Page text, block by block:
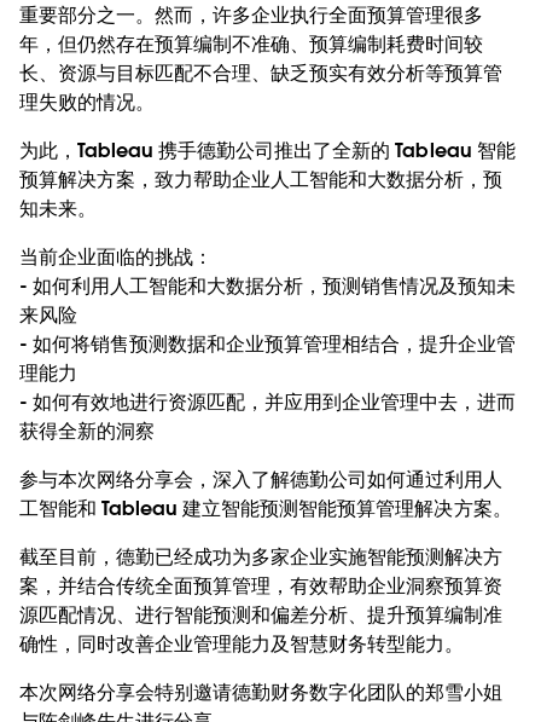
重要部分之一。然而，许多企业执行全面预算管理很多
年，但仍然存在预算编制不准确、预算编制耗费时间较
长、资源与目标匹配不合理、缺乏预实有效分析等预算管
理失败的情况。
为此，Tableau 携手德勤公司推出了全新的 Tableau 智能
预算解决方案，致力帮助企业人工智能和大数据分析，预
知未来。
当前企业面临的挑战：
- 如何利用人工智能和大数据分析，预测销售情况及预知未
来风险
- 如何将销售预测数据和企业预算管理相结合，提升企业管
理能力
- 如何有效地进行资源匹配，并应用到企业管理中去，进而
获得全新的洞察
参与本次网络分享会，深入了解德勤公司如何通过利用人
工智能和 Tableau 建立智能预测智能预算管理解决方案。
截至目前，德勤已经成功为多家企业实施智能预测解决方
案，并结合传统全面预算管理，有效帮助企业洞察预算资
源匹配情况、进行智能预测和偏差分析、提升预算编制准
确性，同时改善企业管理能力及智慧财务转型能力。
本次网络分享会特别邀请德勤财务数字化团队的郑雪小姐